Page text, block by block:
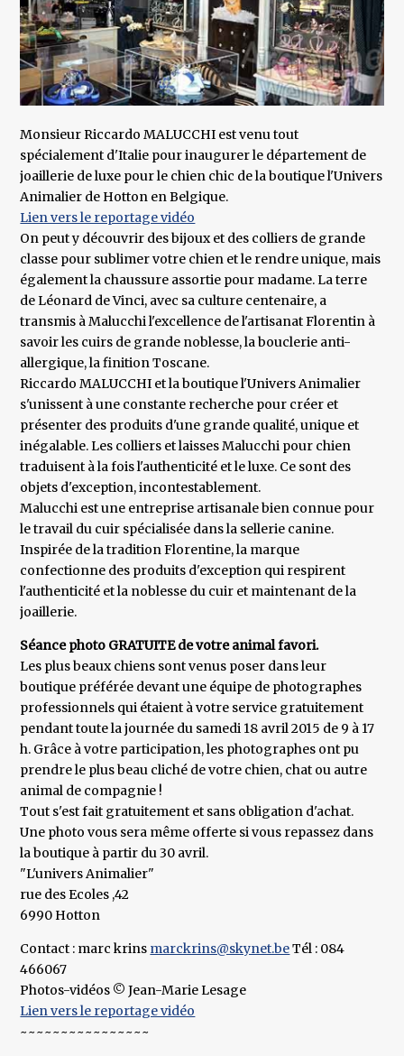
Monsieur Riccardo MALUCCHI est venu tout
spécialement d'Italie pour inaugurer le département de
joaillerie de luxe pour le chien chic de la boutique l'Univers
Animalier de Hotton en Belgique.
Lien vers le reportage vidéo
On peut y découvrir des bijoux et des colliers de grande
classe pour sublimer votre chien et le rendre unique, mais
également la chaussure assortie pour madame. La terre
de Léonard de Vinci, avec sa culture centenaire, a
transmis à Malucchi l'excellence de l'artisanat Florentin à
savoir les cuirs de grande noblesse, la bouclerie anti-
allergique, la finition Toscane.
Riccardo MALUCCHI et la boutique l'Univers Animalier
s'unissent à une constante recherche pour créer et
présenter des produits d'une grande qualité, unique et
inégalable. Les colliers et laisses Malucchi pour chien
traduisent à la fois l'authenticité et le luxe. Ce sont des
objets d'exception, incontestablement.
Malucchi est une entreprise artisanale bien connue pour
le travail du cuir spécialisée dans la sellerie canine.
Inspirée de la tradition Florentine, la marque
confectionne des produits d'exception qui respirent
l'authenticité et la noblesse du cuir et maintenant de la
joaillerie.
Séance photo GRATUITE de votre animal favori.
Les plus beaux chiens sont venus poser dans leur
boutique préférée devant une équipe de photographes
professionnels qui étaient à votre service gratuitement
pendant toute la journée du samedi 18 avril 2015 de 9 à 17
h. Grâce à votre participation, les photographes ont pu
prendre le plus beau cliché de votre chien, chat ou autre
animal de compagnie !
Tout s'est fait gratuitement et sans obligation d'achat.
Une photo vous sera même offerte si vous repassez dans
la boutique à partir du 30 avril.
"L'univers Animalier"
rue des Ecoles ,42
6990 Hotton
Contact : marc krins marckrins@skynet.beTél : 084
466067
Photos-vidéos © Jean-Marie Lesage
Lien vers le reportage vidéo
~~~~~~~~~~~~~~~~